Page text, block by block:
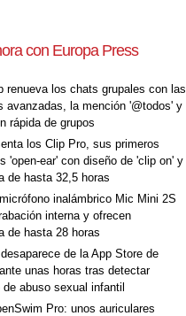
con Europa Press
renueva los chats grupales con las
avanzadas, la mención '@todos' y
rápida de grupos
los Clip Pro, sus primeros
'open-ear' con diseño de 'clip on' y
de hasta 32,5 horas
inalámbrico Mic Mini 2S
interna y ofrecen
de hasta 28 horas
de la App Store de
unas horas tras detectar
de abuso sexual infantil
Pro: unos auriculares